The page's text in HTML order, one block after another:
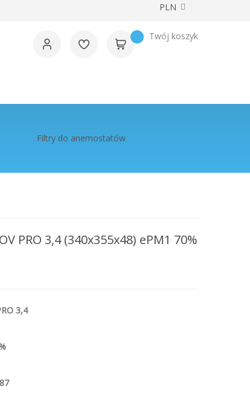
Waluta
PLN
Twój koszyk
Filtry do anemostatów
PRO 3,4 (340x355x48) ePM1 70%
3,4